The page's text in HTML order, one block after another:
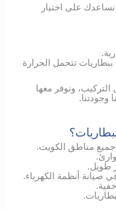
نساعدك على اختيار
تتحمل الحرارة
ونوفر معها
وجودتنا.
طويل.
صيانة أنظمة الكهرباء.